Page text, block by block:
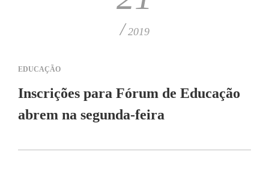
/ 2019
EDUCAÇÃO
Inscrições para Fórum de Educação
abrem na segunda-feira